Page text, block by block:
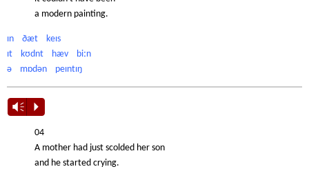
a modern painting.
ɪn ðæt keɪs
ɪt kʊdnt hæv biːn
ə mɒdən peɪntɪŋ
Vm P
04
A mother had just scolded her son
and he started crying.